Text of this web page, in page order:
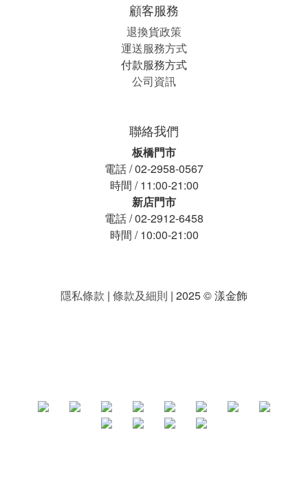
顧客服務
退換貨政策
運送服務方式
付款服務方式
公司資訊
聯絡我們
板橋門市
電話 / 02-2958-0567
時間 / 11:00-21:00
新店門市
電話 / 02-2912-6458
時間 / 10:00-21:00
隱私條款 | 條款及細則 | 2025 © 漾金飾